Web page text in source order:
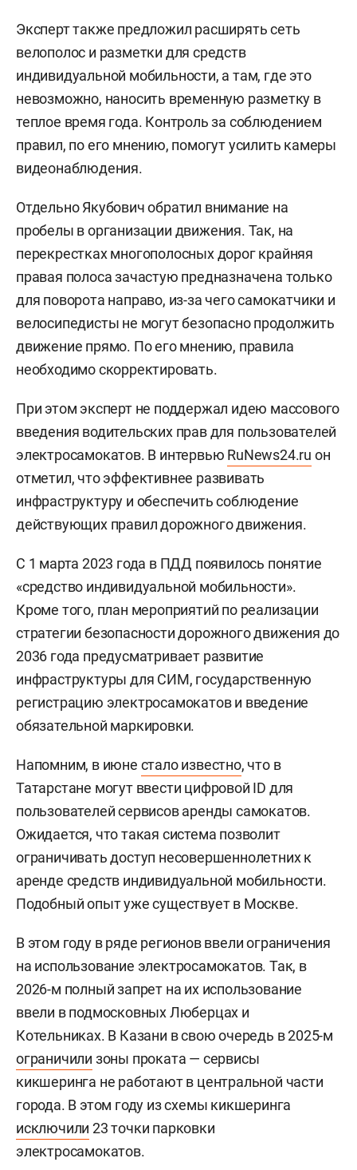
Эксперт также предложил расширять сеть
велополос и разметки для средств
индивидуальной мобильности, а там, где это
невозможно, наносить временную разметку в
теплое время года. Контроль за соблюдением
правил, по его мнению, помогут усилить камеры
видеонаблюдения.
Отдельно Якубович обратил внимание на
пробелы в организации движения. Так, на
перекрестках многополосных дорог крайняя
правая полоса зачастую предназначена только
для поворота направо, из-за чего самокатчики и
велосипедисты не могут безопасно продолжить
движение прямо. По его мнению, правила
необходимо скорректировать.
При этом эксперт не поддержал идею массового
введения водительских прав для пользователей
электросамокатов. В интервью RuNews24.ru он
отметил, что эффективнее развивать
инфраструктуру и обеспечить соблюдение
действующих правил дорожного движения.
С 1 марта 2023 года в ПДД появилось понятие
«средство индивидуальной мобильности».
Кроме того, план мероприятий по реализации
стратегии безопасности дорожного движения до
2036 года предусматривает развитие
инфраструктуры для СИМ, государственную
регистрацию электросамокатов и введение
обязательной маркировки.
Напомним, в июне стало известно, что в
Татарстане могут ввести цифровой ID для
пользователей сервисов аренды самокатов.
Ожидается, что такая система позволит
ограничивать доступ несовершеннолетних к
аренде средств индивидуальной мобильности.
Подобный опыт уже существует в Москве.
В этом году в ряде регионов ввели ограничения
на использование электросамокатов. Так, в
2026-м полный запрет на их использование
ввели в подмосковных Люберцах и
Котельниках. В Казани в свою очередь в 2025-м
ограничили зоны проката — сервисы
кикшеринга не работают в центральной части
города. В этом году из схемы кикшеринга
исключили 23 точки парковки
электросамокатов.